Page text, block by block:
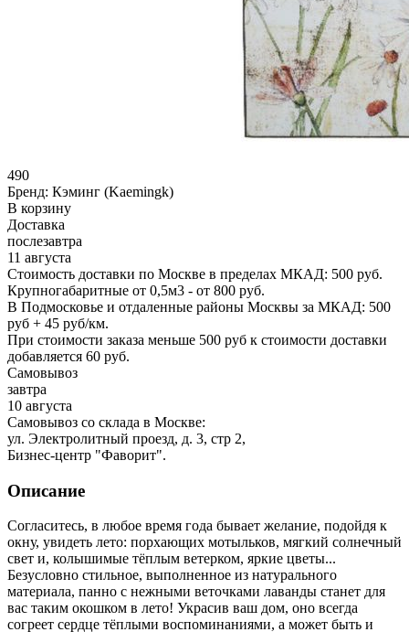
490
Бренд: Кэминг (Kaemingk)
В корзину
Доставка
послезавтра
11 августа
Стоимость доставки по Москве в пределах МКАД: 500 руб.
Крупногабаритные от 0,5м3 - от 800 руб.
В Подмосковье и отдаленные районы Москвы за МКАД: 500
руб + 45 руб/км.
При стоимости заказа меньше 500 руб к стоимости доставки
добавляется 60 руб.
Самовывоз
завтра
10 августа
Самовывоз со склада в Москве:
ул. Электролитный проезд, д. 3, стр 2,
Бизнес-центр "Фаворит".
Описание
Согласитесь, в любое время года бывает желание, подойдя к
окну, увидеть лето: порхающих мотыльков, мягкий солнечный
свет и, колышимые тёплым ветерком, яркие цветы...
Безусловно стильное, выполненное из натурального
материала, панно с нежными веточками лаванды станет для
вас таким окошком в лето! Украсив ваш дом, оно всегда
согреет сердце тёплыми воспоминаниями, а может быть и